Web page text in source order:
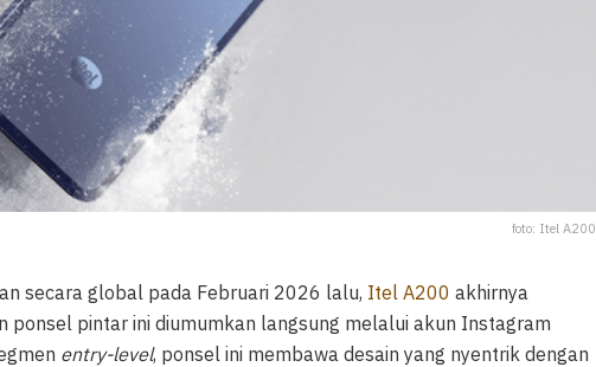
foto: Itel A200
secara global pada Februari 2026 lalu, Itel A200 akhirnya
ponsel pintar ini diumumkan langsung melalui akun Instagram
entry-level, ponsel ini membawa desain yang nyentrik dengan